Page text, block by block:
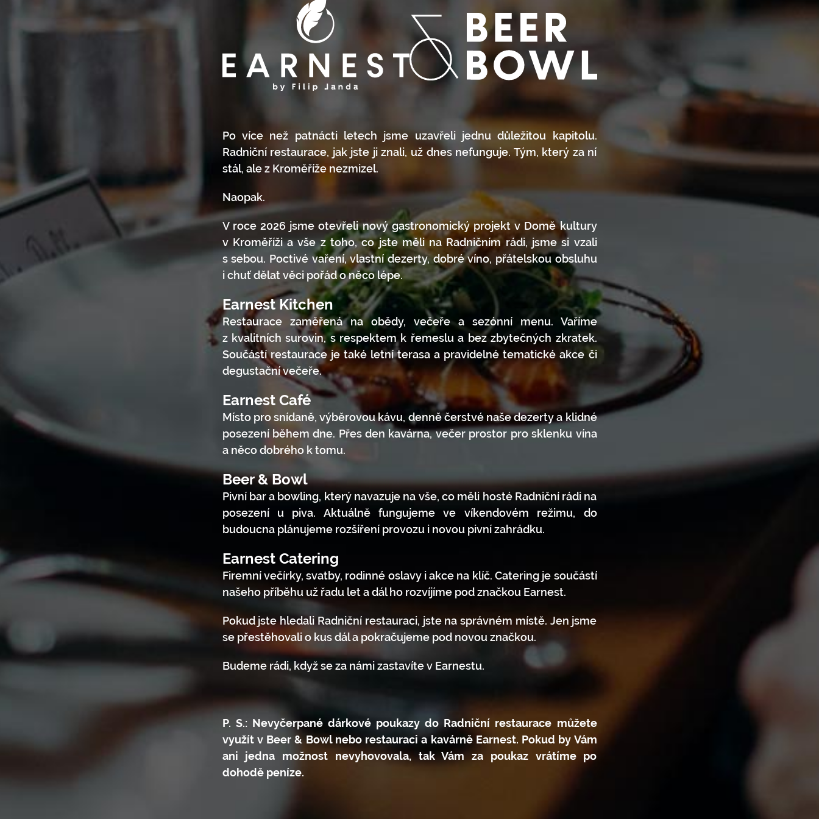
Po více než patnácti letech jsme uzavřeli jednu důležitou kapitolu.
Radniční restaurace, jak jste ji znali, už dnes nefunguje. Tým, který za ní
stál, ale z Kroměříže nezmizel.
Naopak.
V roce 2026 jsme otevřeli nový gastronomický projekt v Domě kultury
v Kroměříži a vše z toho, co jste měli na Radničním rádi, jsme si vzali
s sebou. Poctivé vaření, vlastní dezerty, dobré víno, přátelskou obsluhu
i chuť dělat věci pořád o něco lépe.
Earnest Kitchen
Restaurace zaměřená na obědy, večeře a sezónní menu. Vaříme
z kvalitních surovin, s respektem k řemeslu a bez zbytečných zkratek.
Součástí restaurace je také letní terasa a pravidelné tematické akce či
degustační večeře.
Earnest Café
Místo pro snídaně, výběrovou kávu, denně čerstvé naše dezerty a klidné
posezení během dne. Přes den kavárna, večer prostor pro sklenku vína
a něco dobrého k tomu.
Beer & Bowl
Pivní bar a bowling, který navazuje na vše, co měli hosté Radniční rádi na
posezení u piva. Aktuálně fungujeme ve víkendovém režimu, do
budoucna plánujeme rozšíření provozu i novou pivní zahrádku.
Earnest Catering
Firemní večírky, svatby, rodinné oslavy i akce na klíč. Catering je součástí
našeho příběhu už řadu let a dál ho rozvíjíme pod značkou Earnest.
Pokud jste hledali Radniční restauraci, jste na správném místě. Jen jsme
se přestěhovali o kus dál a pokračujeme pod novou značkou.
Budeme rádi, když se za námi zastavíte v Earnestu.
P. S.: Nevyčerpané dárkové poukazy do Radniční restaurace můžete
využít v Beer & Bowl nebo restauraci a kavárně Earnest. Pokud by Vám
ani jedna možnost nevyhovovala, tak Vám za poukaz vrátíme po
dohodě peníze.